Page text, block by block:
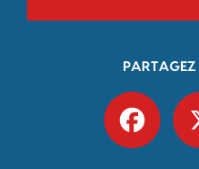
PARTAGEZ